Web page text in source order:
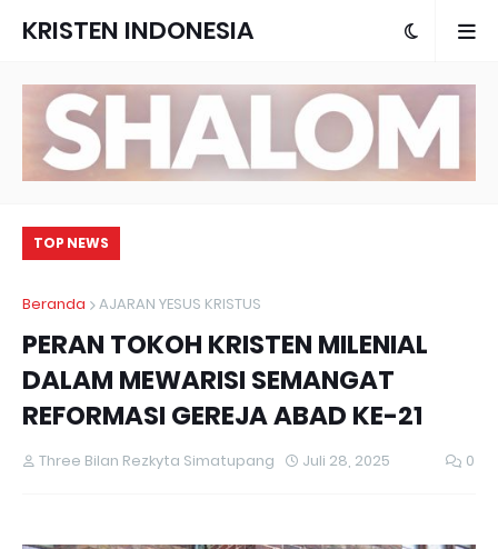
KRISTEN INDONESIA
TOP NEWS
Beranda AJARAN YESUS KRISTUS
PERAN TOKOH KRISTEN MILENIAL
DALAM MEWARISI SEMANGAT
REFORMASI GEREJA ABAD KE-21
Three Bilan Rezkyta Simatupang Juli 28, 2025 0